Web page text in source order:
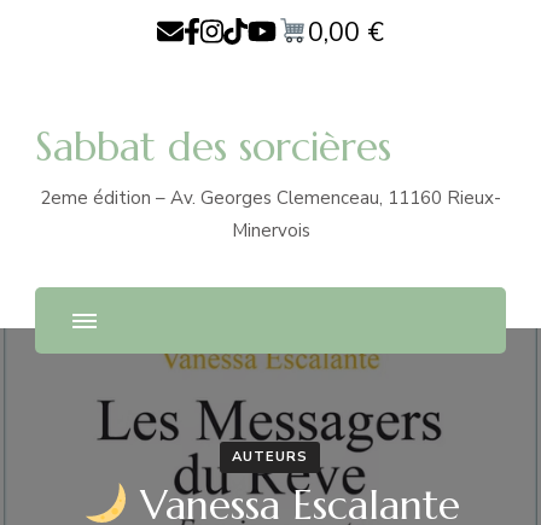
0,00 €
Sabbat des sorcières
2eme édition – Av. Georges Clemenceau, 11160 Rieux-
Minervois
AUTEURS
Vanessa Escalante